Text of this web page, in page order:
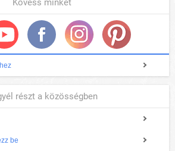
Kövess minket
részt a közösségben
be